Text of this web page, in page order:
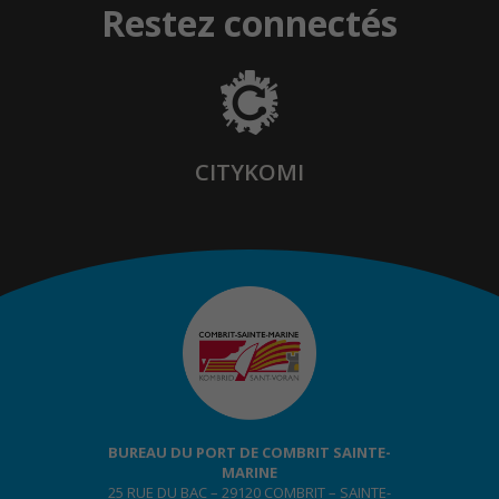
Restez connectés
CITYKOMI
BUREAU DU PORT DE COMBRIT SAINTE-
MARINE
25 RUE DU BAC – 29120 COMBRIT – SAINTE-